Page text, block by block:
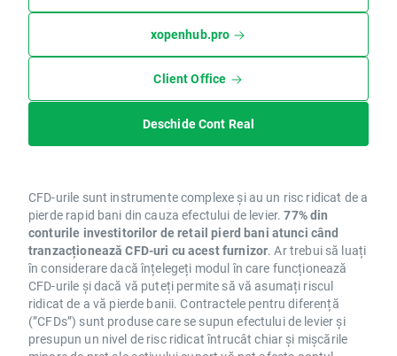
xopenhub.pro
Client Office
Deschide Cont Real
CFD-urile sunt instrumente complexe și au un risc ridicat de a
pierde rapid bani din cauza efectului de levier.77% din
conturile investitorilor de retail pierd bani atunci când
tranzacționează CFD-uri cu acest furnizor. Ar trebui să luați
în considerare dacă înțelegeți modul în care funcționează
CFD-urile și dacă vă puteți permite să vă asumați riscul
ridicat de a vă pierde banii. Contractele pentru diferență
(”CFDs”) sunt produse care se supun efectului de levier și
presupun un nivel de risc ridicat întrucât chiar și mișcările